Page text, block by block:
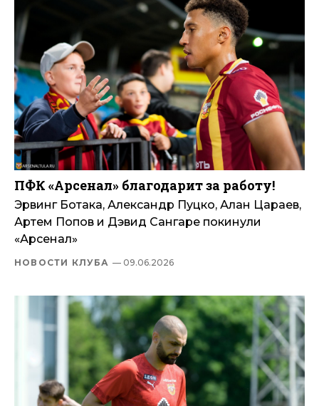
ПФК «Арсенал» благодарит за работу!
Эрвинг Ботака, Александр Пуцко, Алан Цараев,
Артем Попов и Дэвид Сангаре покинули
«Арсенал»
НОВОСТИ КЛУБА — 09.06.2026